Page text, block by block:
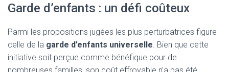
Garde d’enfants : un défi coûteux
Parmi les propositions jugées les plus perturbatrices figure
celle de la garde d’enfants universelle. Bien que cette
initiative soit perçue comme bénéfique pour de